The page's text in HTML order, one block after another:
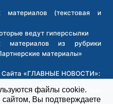
материалов (текстовая и
ведут гиперссылки
материалов из рубрики
материалы»
Сайта «ГЛАВНЫЕ НОВОСТИ»:
ответственностью
файлы cookie.
Вы подтверждаете